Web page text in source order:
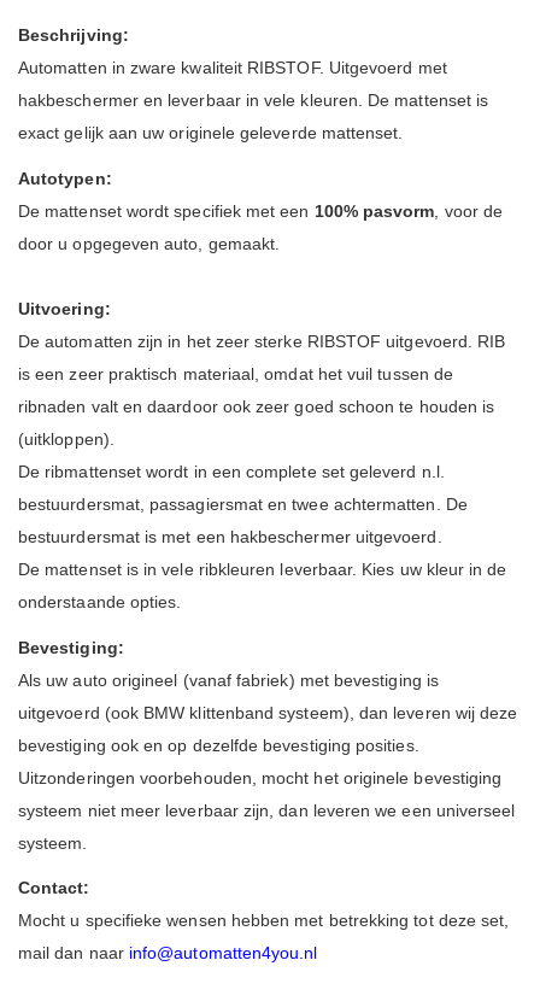
Beschrijving:
Automatten in zware kwaliteit RIBSTOF. Uitgevoerd met
hakbeschermer en leverbaar in vele kleuren. De mattenset is
exact gelijk aan uw originele geleverde mattenset.
Autotypen:
De mattenset wordt specifiek met een 100% pasvorm , voor de
door u opgegeven auto, gemaakt.
Uitvoering:
De automatten zijn in het zeer sterke RIBSTOF uitgevoerd. RIB
is een zeer praktisch materiaal, omdat het vuil tussen de
ribnaden valt en daardoor ook zeer goed schoon te houden is
(uitkloppen).
De ribmattenset wordt in een complete set geleverd n.l.
bestuurdersmat, passagiersmat en twee achtermatten. De
bestuurdersmat is met een hakbeschermer uitgevoerd.
De mattenset is in vele ribkleuren leverbaar. Kies uw kleur in de
onderstaande opties.
Bevestiging:
Als uw auto origineel (vanaf fabriek) met bevestiging is
uitgevoerd (ook BMW klittenband systeem), dan leveren wij deze
bevestiging ook en op dezelfde bevestiging posities.
Uitzonderingen voorbehouden, mocht het originele bevestiging
systeem niet meer leverbaar zijn, dan leveren we een universeel
systeem.
Contact:
Mocht u specifieke wensen hebben met betrekking tot deze set,
mail dan naar info@automatten4you.nl